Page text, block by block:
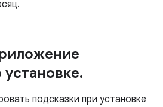
установке.
подсказки при установке